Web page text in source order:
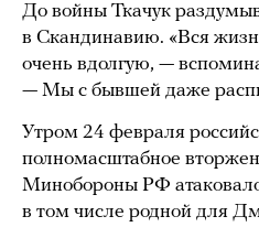
До войны Ткачук
в Скандинавию. «Вся
очень вдолгую, —
— Мы с бывшей даже
Утром 24 февраля
полномасштабное
Минобороны РФ атаковало
в том числе родной для